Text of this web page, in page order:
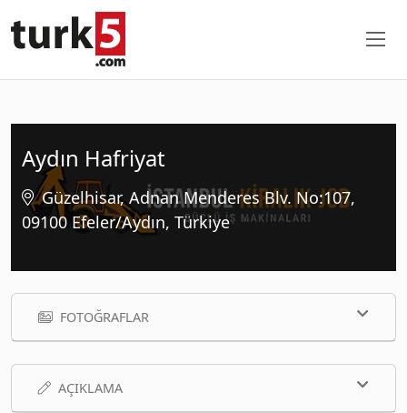
Aydın Hafriyat
Güzelhisar, Adnan Menderes Blv. No:107,
09100 Efeler/Aydın, Türkiye
FOTOĞRAFLAR
AÇIKLAMA